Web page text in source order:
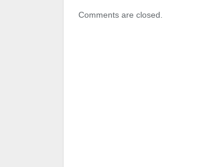
Comments are closed.